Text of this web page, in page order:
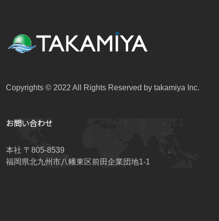
Copyrights © 2022 All Rights Reserved by takamiya Inc.
お問い合わせ
本社 〒805-8539
福岡県北九州市八幡東区前田企業団地1-1